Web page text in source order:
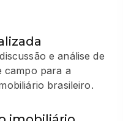
e análise de
campo para a
brasileiro.